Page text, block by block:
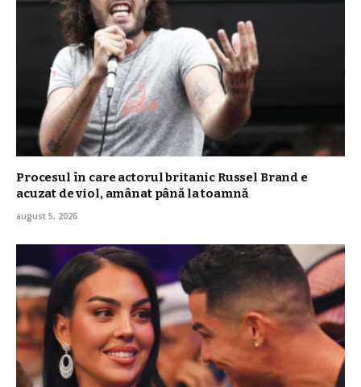
Procesul în care actorul britanic Russel Brand e
acuzat de viol, amânat până la toamnă
august 5, 2026